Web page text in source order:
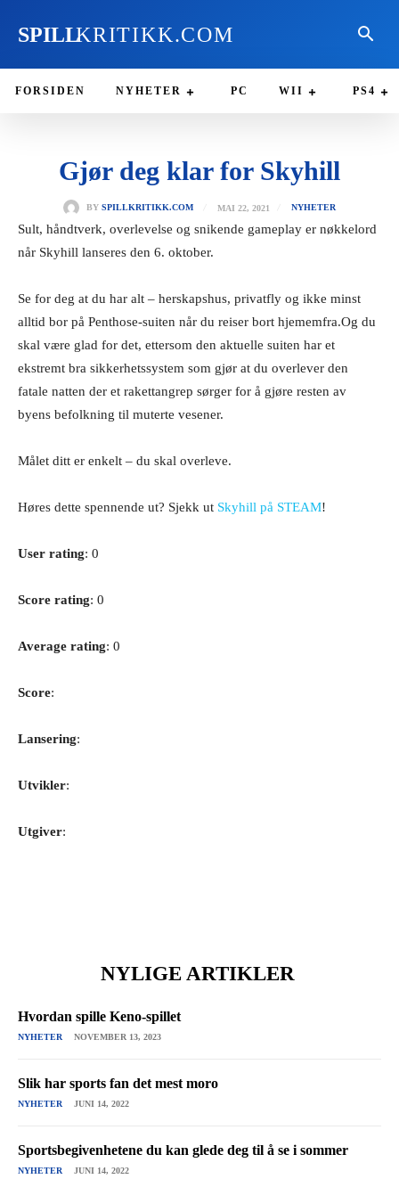
SPILLKRITIKK.COM
FORSIDEN NYHETER PC WII PS4
Gjør deg klar for Skyhill
BY SPILLKRITIKK.COM MAI 22, 2021 NYHETER
Sult, håndtverk, overlevelse og snikende gameplay er nøkkelord
når Skyhill lanseres den 6. oktober.
Se for deg at du har alt – herskapshus, privatfly og ikke minst
alltid bor på Penthose-suiten når du reiser bort hjememfra.Og du
skal være glad for det, ettersom den aktuelle suiten har et
ekstremt bra sikkerhetssystem som gjør at du overlever den
fatale natten der et rakettangrep sørger for å gjøre resten av
byens befolkning til muterte vesener.
Målet ditt er enkelt – du skal overleve.
Høres dette spennende ut? Sjekk ut Skyhill på STEAM!
User rating: 0
Score rating: 0
Average rating: 0
Score:
Lansering:
Utvikler:
Utgiver:
NYLIGE ARTIKLER
Hvordan spille Keno-spillet
NYHETER NOVEMBER 13, 2023
Slik har sports fan det mest moro
NYHETER JUNI 14, 2022
Sportsbegivenhetene du kan glede deg til å se i sommer
NYHETER JUNI 14, 2022